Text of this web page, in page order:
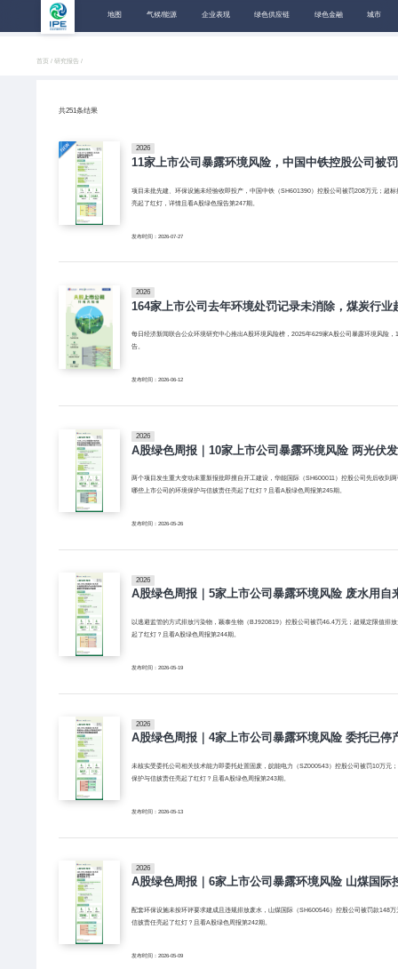
地图 气候/能源 企业表现 绿色供应链 绿色金融 城市
首页 / 研究报告 /
共251条结果
2026
11家上市公司暴露环境风险，中国中铁控股公司被
项目未批先建、环保设施未经验收即投产，中国中铁（SH601390）控股公司被罚208万元；超
亮起了红灯，详情且看A股绿色报告第247期。
发布时间：2026-07-27
2026
164家上市公司去年环境处罚记录未消除，煤炭行
每日经济新闻联合公众环境研究中心推出A股环境风险榜，2025年629家A股公司暴露环境风险
告。
发布时间：2026-06-12
2026
A股绿色周报｜10家上市公司暴露环境风险 两光伏
两个项目发生重大变动未重新报批即擅自开工建设，华能国际（SH600011）控股公司先后收
哪些上市公司的环境保护与信披责任亮起了红灯？且看A股绿色周报第245期。
发布时间：2026-05-26
2026
A股绿色周报｜5家上市公司暴露环境风险 废水用
以逃避监管的方式排放污染物，颖泰生物（BJ920819）控股公司被罚46.4万元；超规定限值
起了红灯？且看A股绿色周报第244期。
发布时间：2026-05-19
2026
A股绿色周报｜4家上市公司暴露环境风险 委托已
未核实受委托公司相关技术能力即委托处置固废，皖能电力（SZ000543）控股公司被罚10万
保护与信披责任亮起了红灯？且看A股绿色周报第243期。
发布时间：2026-05-13
2026
A股绿色周报｜6家上市公司暴露环境风险 山煤国际
配套环保设施未按环评要求建成且违规排放废水，山煤国际（SH600546）控股公司被罚款148
信披责任亮起了红灯？且看A股绿色周报第242期。
发布时间：2026-05-09